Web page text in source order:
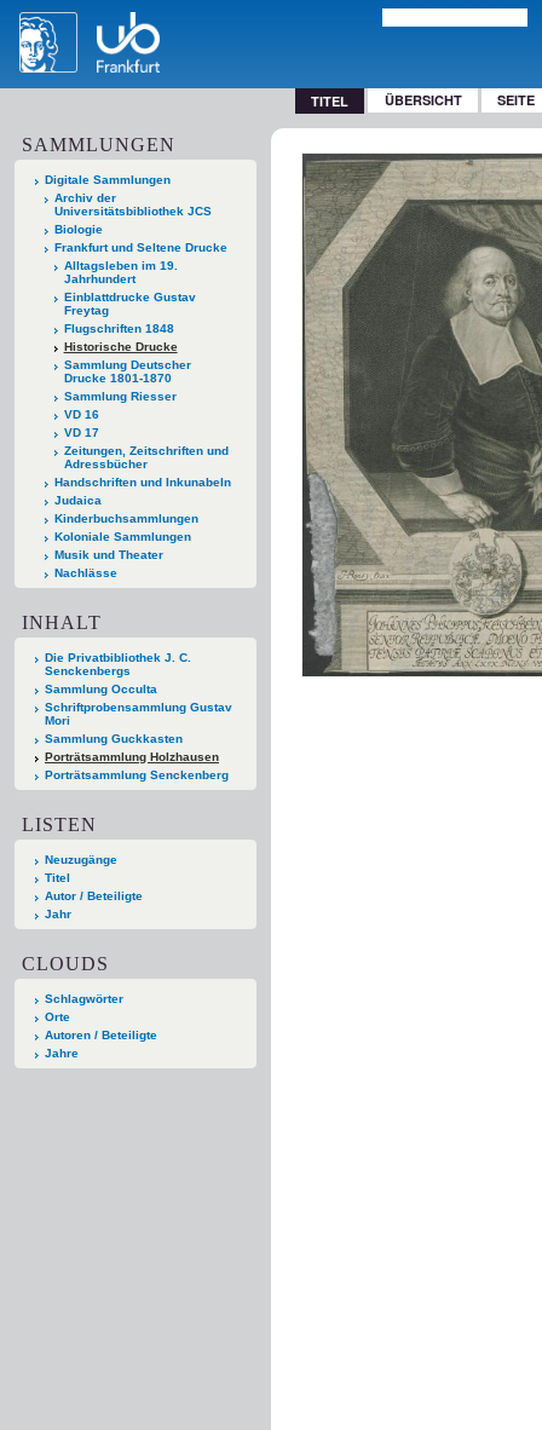
TITEL ÜBERSICHT SEITE
SAMMLUNGEN
Digitale Sammlungen
Archiv der
Universitätsbibliothek JCS
Biologie
Frankfurt und Seltene Drucke
Alltagsleben im 19.
Jahrhundert
Einblattdrucke Gustav
Freytag
Flugschriften 1848
Historische Drucke
Sammlung Deutscher
Drucke 1801-1870
Sammlung Riesser
VD 16
VD 17
Zeitungen, Zeitschriften und
Adressbücher
Handschriften und Inkunabeln
Judaica
Kinderbuchsammlungen
Koloniale Sammlungen
Musik und Theater
Nachlässe
INHALT
Die Privatbibliothek J. C.
Senckenbergs
Sammlung Occulta
Schriftprobensammlung Gustav
Mori
Sammlung Guckkasten
Porträtsammlung Holzhausen
Porträtsammlung Senckenberg
LISTEN
Neuzugänge
Titel
Autor / Beteiligte
Jahr
CLOUDS
Schlagwörter
Orte
Autoren / Beteiligte
Jahre